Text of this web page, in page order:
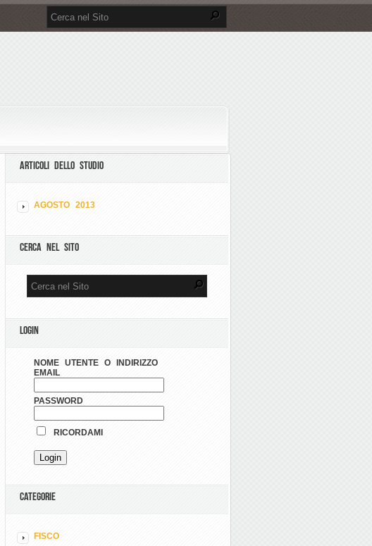
ARTICOLI DELLO STUDIO
AGOSTO 2013
CERCA NEL SITO
LOGIN
NOME UTENTE O INDIRIZZO
EMAIL
PASSWORD
RICORDAMI
CATEGORIE
FISCO